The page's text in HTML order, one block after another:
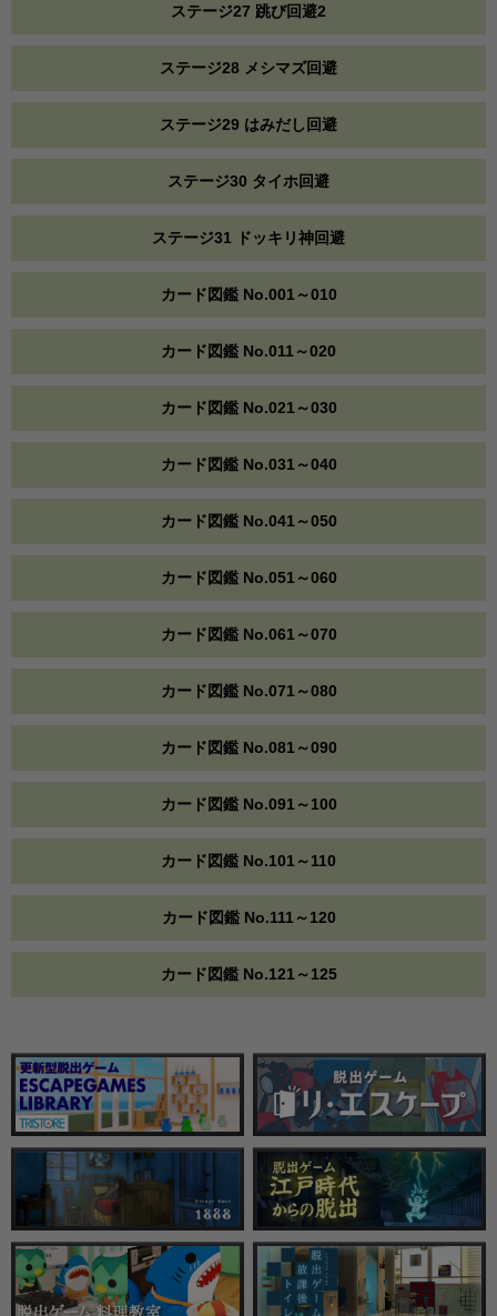
ステージ27 跳び回避2
ステージ28 メシマズ回避
ステージ29 はみだし回避
ステージ30 タイホ回避
ステージ31 ドッキリ神回避
カード図鑑 No.001～010
カード図鑑 No.011～020
カード図鑑 No.021～030
カード図鑑 No.031～040
カード図鑑 No.041～050
カード図鑑 No.051～060
カード図鑑 No.061～070
カード図鑑 No.071～080
カード図鑑 No.081～090
カード図鑑 No.091～100
カード図鑑 No.101～110
カード図鑑 No.111～120
カード図鑑 No.121～125